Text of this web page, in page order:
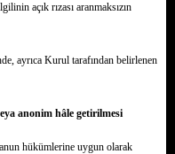
açık rızası aranmaksızın
ayrıca Kurul tarafından belirlenen
anonim hâle getirilmesi
hükümlerine uygun olarak